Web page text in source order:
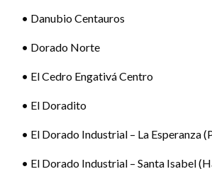
• Danubio Centauros
• Dorado Norte
• El Cedro Engativá Centro
• El Doradito
• El Dorado Industrial – La Esperanza
• El Dorado Industrial – Santa Isabel